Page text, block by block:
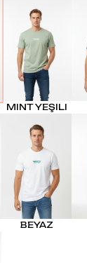
MINT YEŞILI
BEYAZ